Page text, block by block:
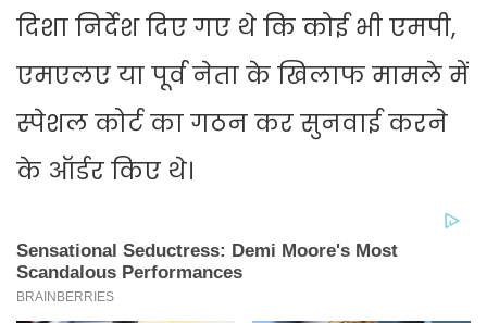
दिशा निर्देश दिए गए थे कि कोई भी एमपी,
एमएलए या पूर्व नेता के खिलाफ मामले में
स्पेशल कोर्ट का गठन कर सुनवाई करने
के ऑर्डर किए थे।